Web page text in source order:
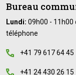
Bureau
Lundi: 09h00 - 11h00
téléphone
+41 79 617 64 45
+41 24 430 26 15